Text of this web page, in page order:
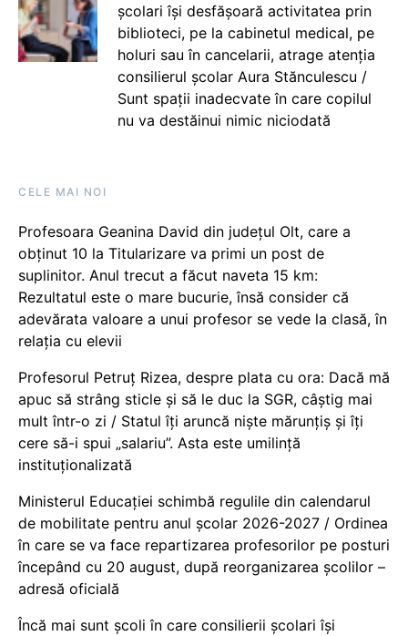
școlari își desfășoară activitatea prin
biblioteci, pe la cabinetul medical, pe
holuri sau în cancelarii, atrage atenția
consilierul școlar Aura Stănculescu /
Sunt spații inadecvate în care copilul
nu va destăinui nimic niciodată
CELE MAI NOI
Profesoara Geanina David din județul Olt, care a
obținut 10 la Titularizare va primi un post de
suplinitor. Anul trecut a făcut naveta 15 km:
Rezultatul este o mare bucurie, însă consider că
adevărata valoare a unui profesor se vede la clasă, în
relația cu elevii
Profesorul Petruț Rizea, despre plata cu ora: Dacă mă
apuc să strâng sticle și să le duc la SGR, câștig mai
mult într-o zi / Statul îți aruncă niște mărunțiș și îți
cere să-i spui „salariu”. Asta este umilință
instituționalizată
Ministerul Educației schimbă regulile din calendarul
de mobilitate pentru anul școlar 2026-2027 / Ordinea
în care se va face repartizarea profesorilor pe posturi
începând cu 20 august, după reorganizarea școlilor –
adresă oficială
Încă mai sunt școli în care consilierii școlari își